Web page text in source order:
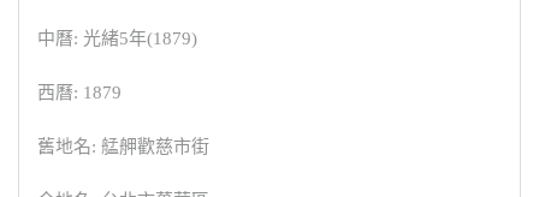
中曆: 光緒5年(1879)
西曆: 1879
舊地名: 艋舺歡慈市街